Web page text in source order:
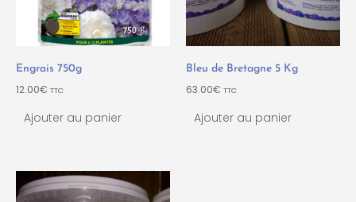
Engrais 750g
12.00€ TTC
Ajouter au panier
Bleu de Bretagne 5 Kg
63.00€ TTC
Ajouter au panier